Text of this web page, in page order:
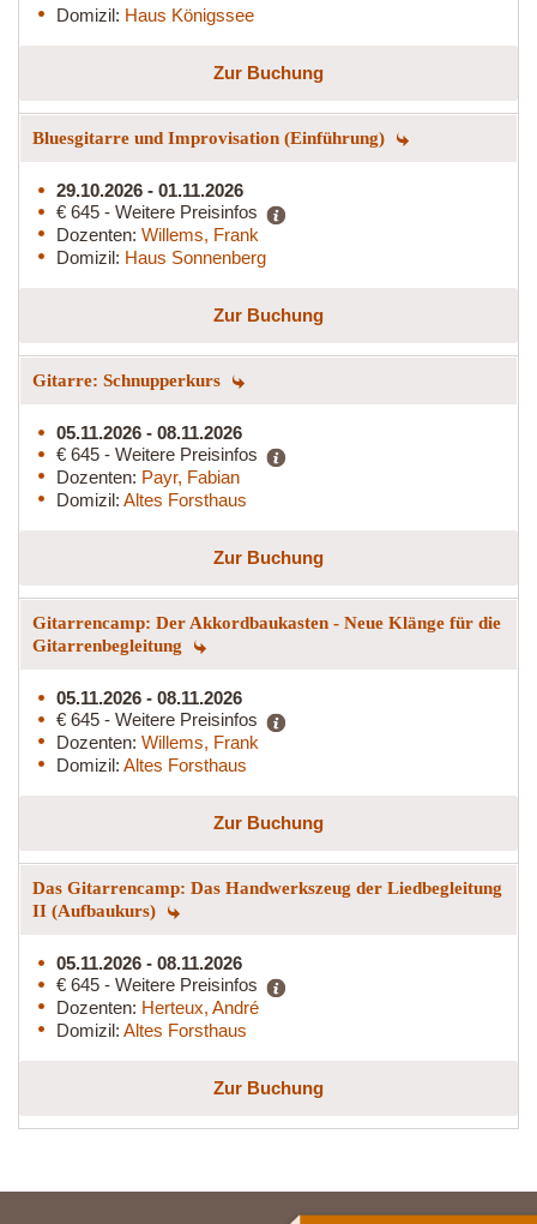
Domizil: Haus Königssee
Zur Buchung
Bluesgitarre und Improvisation (Einführung)
29.10.2026 - 01.11.2026
€ 645 - Weitere Preisinfos
Dozenten: Willems, Frank
Domizil: Haus Sonnenberg
Zur Buchung
Gitarre: Schnupperkurs
05.11.2026 - 08.11.2026
€ 645 - Weitere Preisinfos
Dozenten: Payr, Fabian
Domizil: Altes Forsthaus
Zur Buchung
Gitarrencamp: Der Akkordbaukasten - Neue Klänge für die
Gitarrenbegleitung
05.11.2026 - 08.11.2026
€ 645 - Weitere Preisinfos
Dozenten: Willems, Frank
Domizil: Altes Forsthaus
Zur Buchung
Das Gitarrencamp: Das Handwerkszeug der Liedbegleitung
II (Aufbaukurs)
05.11.2026 - 08.11.2026
€ 645 - Weitere Preisinfos
Dozenten: Herteux, André
Domizil: Altes Forsthaus
Zur Buchung